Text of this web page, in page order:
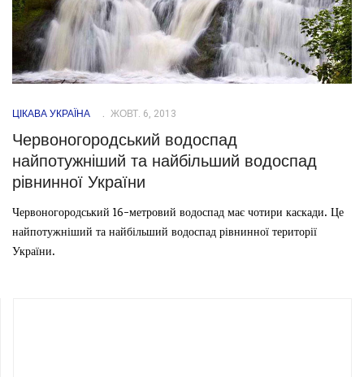
ЦІКАВА УКРАЇНА ЖОВТ. 6, 2013
Червоногородський водоспад
найпотужніший та найбільший водоспад
рівнинної України
Червоногородський 16-метровий водоспад має чотири каскади. Це
найпотужніший та найбільший водоспад рівнинної території
України.